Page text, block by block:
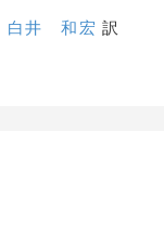
白井 和宏 訳